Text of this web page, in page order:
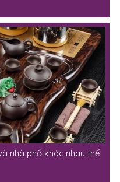
nhà phố khác nhau thế